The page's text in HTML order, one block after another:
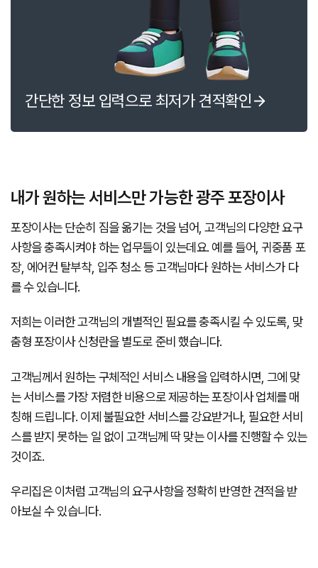
간단한 정보 입력으로 최저가 견적확인
내가 원하는 서비스만 가능한 광주 포장이사
포장이사는 단순히 짐을 옮기는 것을 넘어, 고객님의 다양한 요구
사항을 충족시켜야 하는 업무들이 있는데요. 예를 들어, 귀중품 포
장, 에어컨 탈부착, 입주 청소 등 고객님마다 원하는 서비스가 다
를 수 있습니다.
저희는 이러한 고객님의 개별적인 필요를 충족시킬 수 있도록, 맞
춤형 포장이사 신청란을 별도로 준비 했습니다.
고객님께서 원하는 구체적인 서비스 내용을 입력하시면, 그에 맞
는 서비스를 가장 저렴한 비용으로 제공하는 포장이사 업체를 매
칭해 드립니다. 이제 불필요한 서비스를 강요받거나, 필요한 서비
스를 받지 못하는 일 없이 고객님께 딱 맞는 이사를 진행할 수 있는
것이죠.
우리집은 이처럼 고객님의 요구사항을 정확히 반영한 견적을 받
아보실 수 있습니다.